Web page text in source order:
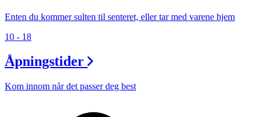
Enten du kommer sulten til senteret, eller tar med varene hjem
10 - 18
Åpningstider
Kom innom når det passer deg best